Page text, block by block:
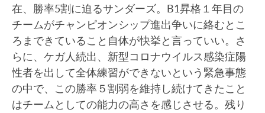
在、勝率5割に迫るサンダーズ。B1昇格１年目の
チームがチャンピオンシップ進出争いに絡むとこ
ろまできていること自体が快挙と言っていい。さ
らに、ケガ人続出、新型コロナウイルス感染症陽
性者を出して全体練習ができないという緊急事態
の中で、この勝率５割弱を維持し続けてきたこと
はチームとしての能力の高さを感じさせる。残り